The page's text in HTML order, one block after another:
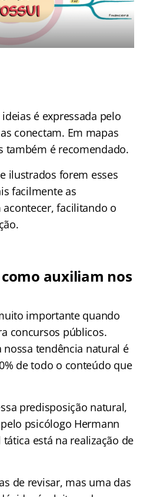
é expressada pelo
conectam. Em mapas
também é recomendado.
ilustrados forem esses
facilmente as
facilitando o
auxiliam nos
importante quando
concursos públicos.
nossa tendência natural é
de todo o conteúdo que
predisposição natural,
psicólogo Hermann
está na realização de
de revisar, mas uma das